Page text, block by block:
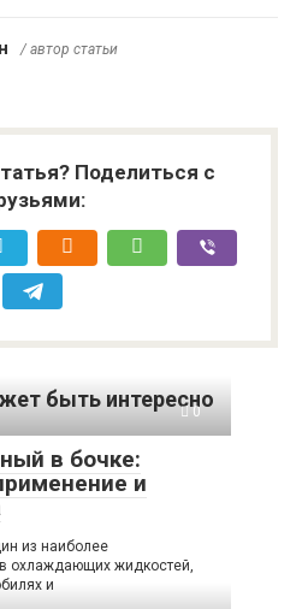
/ автор статьи
Поделиться с
быть интересно
0
в бочке:
и
из наиболее
охлаждающих жидкостей,
и